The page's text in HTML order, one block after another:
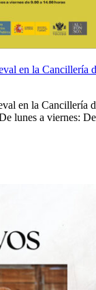
en la Cancillería
en la Cancillería
lunes a viernes: De